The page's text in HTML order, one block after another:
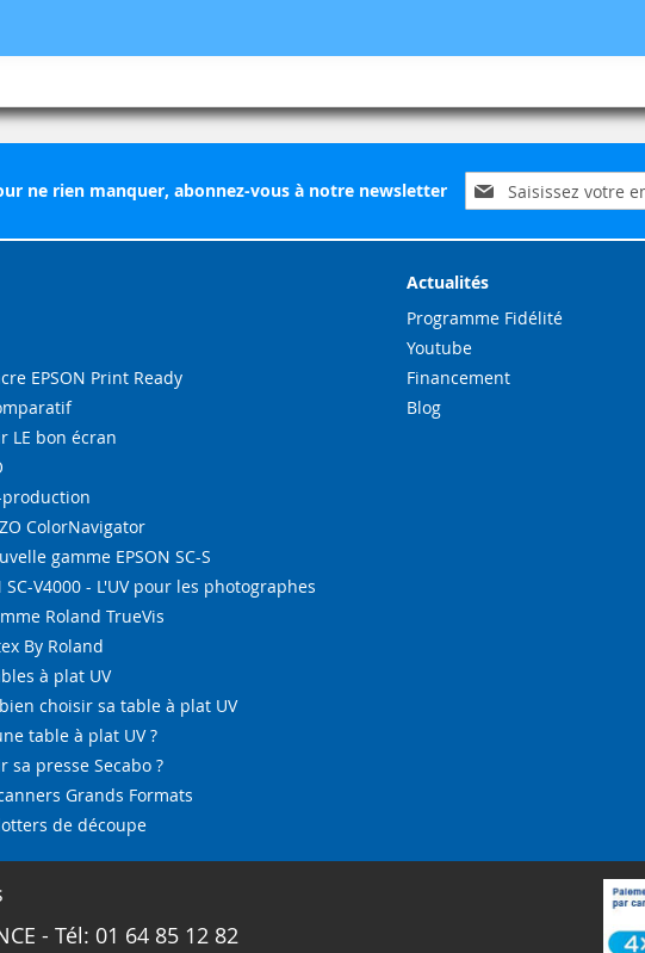
ne rien manquer, abonnez-vous à notre newsletter
Inscription
à
d’information
EPSON Print Ready
LE bon écran
production
ColorNavigator
gamme EPSON SC-S
SC-V4000 - L'UV pour les photographes
Roland TrueVis
By Roland
à plat UV
choisir sa table à plat UV
table à plat UV ?
sa presse Secabo ?
Grands Formats
de découpe
Actualités
Programme Fidélité
Youtube
Financement
Blog
- Tél: 01 64 85 12 82